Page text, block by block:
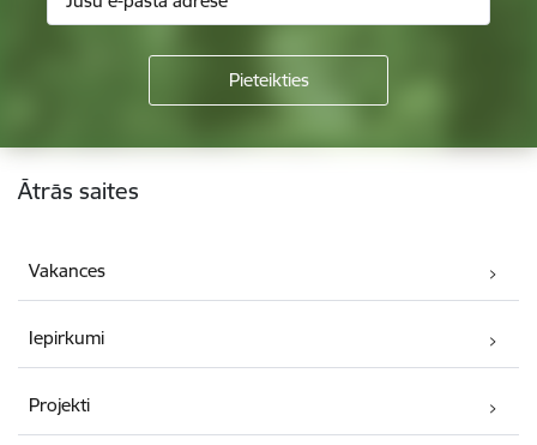
Kājene
Ātrās saites
Vakances
Iepirkumi
Projekti